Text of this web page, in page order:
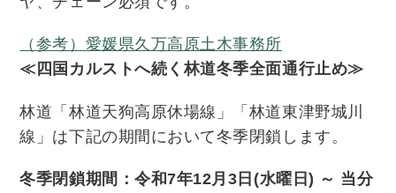
（参考）愛媛県久万高原土木事務所
≪四国カルストへ続く林道冬季全面通行止め≫
林道「林道天狗高原休場線」「林道東津野城川
線」は下記の期間において冬季閉鎖します。
冬季閉鎖期間：令和7年12月3日(水曜日) ～ 当分